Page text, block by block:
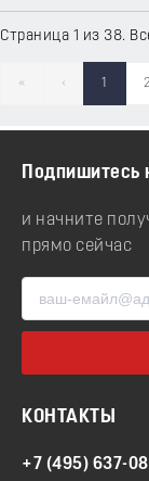
Страница 1 из 38.
« ‹ 1 2
и начните
прямо сейчас
КОНТАКТЫ
+7 (495) 637-